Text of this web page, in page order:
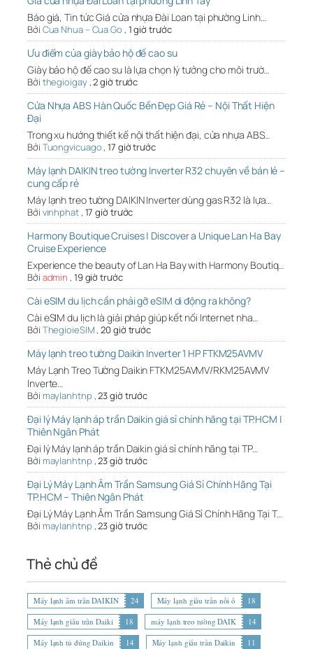
Báo giá, Tin tức Giá cửa nhựa Đài Loan tại phường Linh…
Bởi Cua Nhua – Cua Go , 1 giờ trước
Ưu điểm của giày bảo hộ đế cao su
Giày bảo hộ đế cao su là lựa chọn lý tưởng cho môi trườ…
Bởi thegioigay,2 giờ trước
Cửa Nhựa ABS Hàn Quốc Bền Đẹp Giá Rẻ – Nội Thất Hiện
Đại
Trong xu hướng thiết kế nội thất hiện đại, cửa nhựa ABS…
Bởi Tuongvicuago,17 giờ trước
Máy lạnh DAIKIN treo tường Inverter R32 chuyên về bán lẻ –
cung cấp rẻ
Máy lạnh treo tường DAIKIN Inverter dùng gas R32 là lựa…
Bởi vinhphat, 17 giờ trước
Harmony Boutique Cruises | Discover a Unique Lan Ha Bay
Cruise Experience
Experience the beauty of Lan Ha Bay with Harmony Boutiq…
Bởi admin , 19 giờ trước
Cài eSIM du lịch cần phải gỡ eSIM di động ra không?
Cài eSIM du lịch là giải pháp giúp kết nối Internet nha…
Bởi ThegioieSIM,20 giờ trước
Máy lạnh treo tường Daikin Inverter 1 HP FTKM25AVMV
Máy Lạnh Treo Tường Daikin FTKM25AVMV/RKM25AVMV
Inverte…
Bởi maylanhtnp ,23 giờ trước
Đại lý Máy lạnh áp trần Daikin giá sỉ chính hãng tại TP.HCM |
Thiên Ngân Phát
Đại lý Máy lạnh áp trần Daikin giá sỉ chính hãng tại TP…
Bởi maylanhtnp ,23 giờ trước
Đại Lý Máy Lạnh Âm Trần Samsung Giá Sỉ Chính Hãng Tại
TP.HCM – Thiên Ngân Phát
Đại Lý Máy Lạnh Âm Trần Samsung Giá Sỉ Chính Hãng Tại T…
Bởi maylanhtnp ,23 giờ trước
Thẻ chủ đề
Máy lạnh âm trần DAIKIN 24 Máy lạnh giấu trần nối ố
18
Máy lạnh giấu trần Daiki
18 máy lạnh treo tường DAIK
14
Máy lạnh tủ đứng Daikin
14 Máy lạnh giấu trần Daikin
11